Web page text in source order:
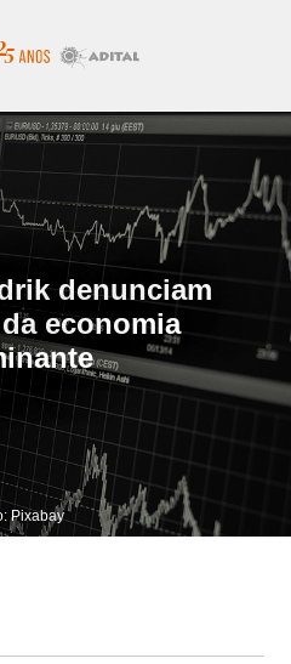
denunciam
economia
Pixabay